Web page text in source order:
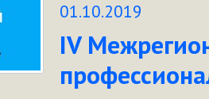
01.10.2019
IV